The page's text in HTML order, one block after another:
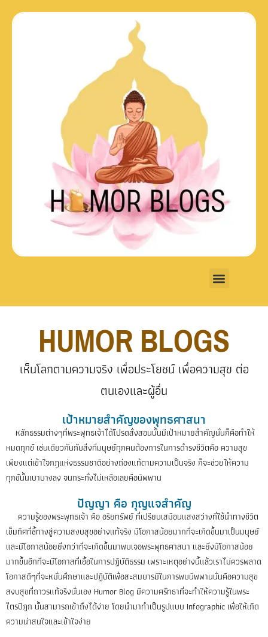
HUMOR BLOGS
เห็นโลกตามความจริง เพื่อประโยชน์ เพื่อความสุข ต่อ
ตนเองและผู้อื่น
เป้าหมายสำคัญของพุทธศาสนา
หลักธรรมต่างๆที่พระพุทธเจ้าได้โปรดสั่งสอนนั้นมีเป้าหมายสำคัญนั่นก็คือทำให้
หมดทุกข์ เช่นเดียวกันกับสิ่งที่มนุษย์ทุกคนต้องการในการดำรงชีวิตคือ ความสุข
เพียงแต่เข้าใจกฎแห่งธรรมชาติอย่างถ่องแท้ตามความเป็นจริง ก็จะช่วยให้ความ
ทุกข์นั้นเบาบางลง จนกระทั่งไม่เหลือเลยคือนิพพาน
ปัญญา คือ กุญแจสำคัญ
ความรู้ของพระพุทธเจ้า คือ อริยทรัพย์ ที่เปรียบเสมือนแสงสว่างที่ใช้นำทางชีวิต
เข็มทิศที่ชี้ทางสู่ความสงบสุขอย่างแท้จริง มีโอกาสน้อยมากที่จะเกิดขึ้นมาเป็นมนุษย์
และมีโอกาสน้อยยิ่งกว่าที่จะเกิดขึ้นมาพบเจอพระพุทธศาสนา และยิ่งมีโอกาสน้อย
มากขึ้นอีกที่จะมีโอกาสที่เอื้อในการปฏิบัติธรรม เพราะเหตุอย่างนี้แล้วเราไม่ควรพลาด
โอกาสดีๆที่จะหมั่นศึกษาและปฏิบัติเพื่อสะสมบารมีในการพบนิพพานนั่นคือความสุข
สงบสุขที่ถาวรแท้จริงนั่นเอง Humor Blog มีความศรัทธาที่จะทำให้ความรู้ในพระ
ไตรปิฎก นั้นสามารถเข้าถึงได้ง่าย โดยนำมาทำเป็นรูปแบบ Infographic เพื่อให้เกิด
ความน่าสนใจและเข้าใจง่าย